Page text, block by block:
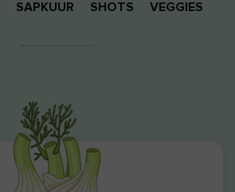
SAPKUUR SHOTS VEGGIES